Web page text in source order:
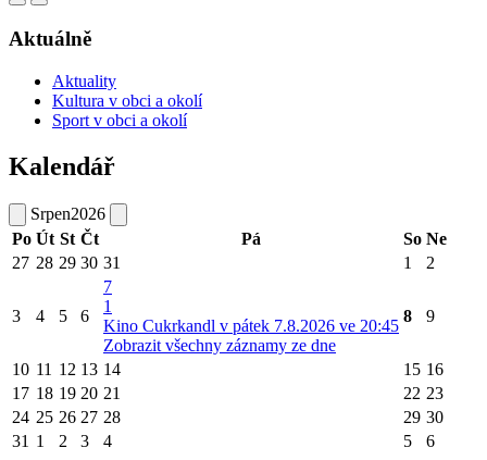
Aktuálně
Aktuality
Kultura v obci a okolí
Sport v obci a okolí
Kalendář
Srpen2026
Po Út St Čt Pá So Ne
27 28 29 30 31 1 2
3 4 5 6
7
1
Kino Cukrkandl v pátek 7.8.2026 ve 20:45
Zobrazit všechny záznamy ze dne
8 9
10 11 12 13 14 15 16
17 18 19 20 21 22 23
24 25 26 27 28 29 30
31 1 2 3 4 5 6